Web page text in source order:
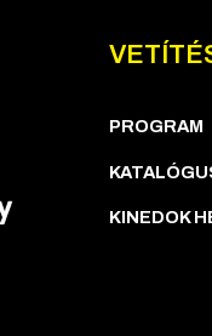
PROGRAM
KINEDOK